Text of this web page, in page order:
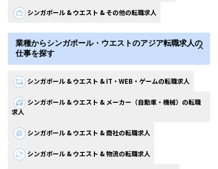
シンガポール & ウエスト & その他の転職求人
業種からシンガポール・ウエストのアジア転職求人の
仕事を探す
シンガポール & ウエスト & IT・WEB・ゲームの転職求人
シンガポール & ウエスト & メーカー（自動車・機械）の転職
求人
シンガポール & ウエスト & 商社の転職求人
シンガポール & ウエスト & 物流の転職求人